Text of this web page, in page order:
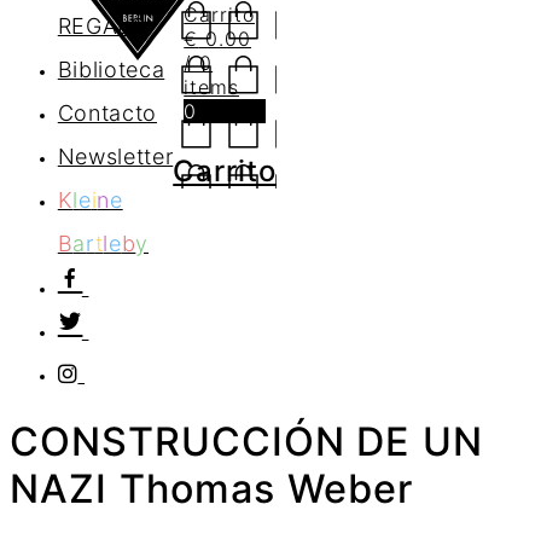
REGALO
Biblioteca
Contacto
Newsletter
Kleine
Bartleby
Carrito
€0.00
/ 0
items
0
Carrito
CONSTRUCCIÓN DE UN
NAZI Thomas Weber